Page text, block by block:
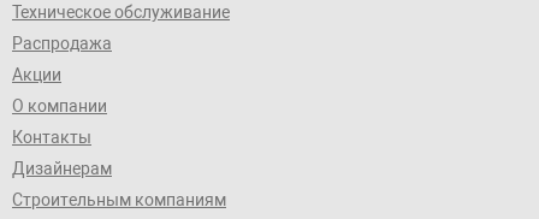
Техническое обслуживание
Распродажа
Акции
О компании
Контакты
Дизайнерам
Строительным компаниям